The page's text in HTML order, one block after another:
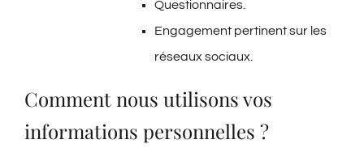
Questionnaires.
Engagement pertinent sur les
réseaux sociaux.
Comment nous utilisons vos
informations personnelles ?